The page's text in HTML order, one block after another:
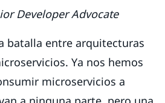
Developer Advocate
batalla entre arquitecturas
Ya nos hemos
microservicios a